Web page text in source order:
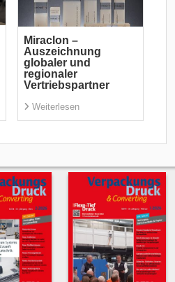
Miraclon –
Auszeichnung
globaler und
regionaler
Vertriebspartner
Weiterlesen